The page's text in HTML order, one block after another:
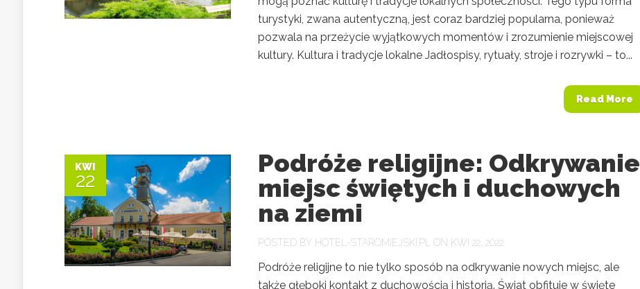
turystyki, zwana autentyczną, jest coraz bardziej popularna, ponieważ
pozwala na przeżycie wyjątkowych momentów i zrozumienie miejscowej
kultury. Kultura i tradycje lokalne Jadłospisy, rytuały, stroje i rozrywki – to...
Read More
KWI
22
Podróże religijne: Odkrywanie
miejsc świętych i duchowych
na ziemi
POSTED BY HOTEL-STAROMIEJSKI.PL ON KWI 22, 2022
Podróże religijne to nie tylko sposób na odkrywanie nowych miejsc, ale
także głęboki kontakt z duchowością i historią. Świat obfituje w święte